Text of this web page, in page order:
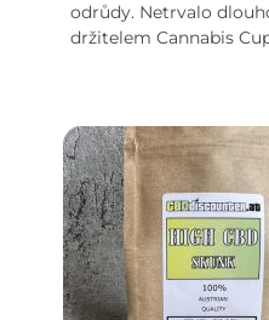
odrůdy. Netrvalo
držitelem Cannabis